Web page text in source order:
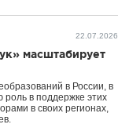
22.07.2026
масштабирует
в России, в
роль в поддержке этих
в своих регионах,